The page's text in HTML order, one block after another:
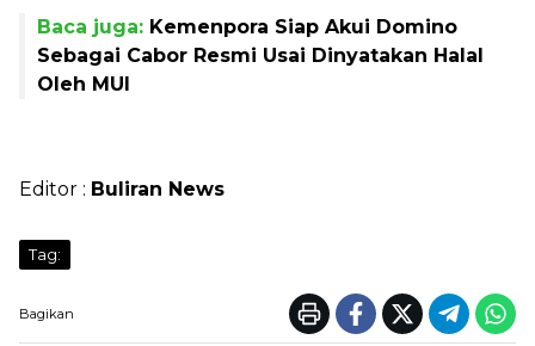
Baca juga: Kemenpora Siap Akui Domino
Sebagai Cabor Resmi Usai Dinyatakan Halal
Oleh MUI
Editor : Buliran News
Tag:
Bagikan